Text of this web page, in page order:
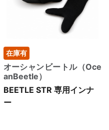
在庫有
オーシャンビートル（Oce
anBeetle）
BEETLE STR 専用インナ
ー